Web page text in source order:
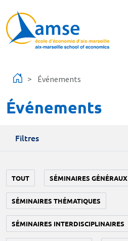
Événements
Événements
Filtres
TOUT SÉMINAIRES GÉNÉRAUX
SÉMINAIRES THÉMATIQUES
SÉMINAIRES INTERDISCIPLINAIRES